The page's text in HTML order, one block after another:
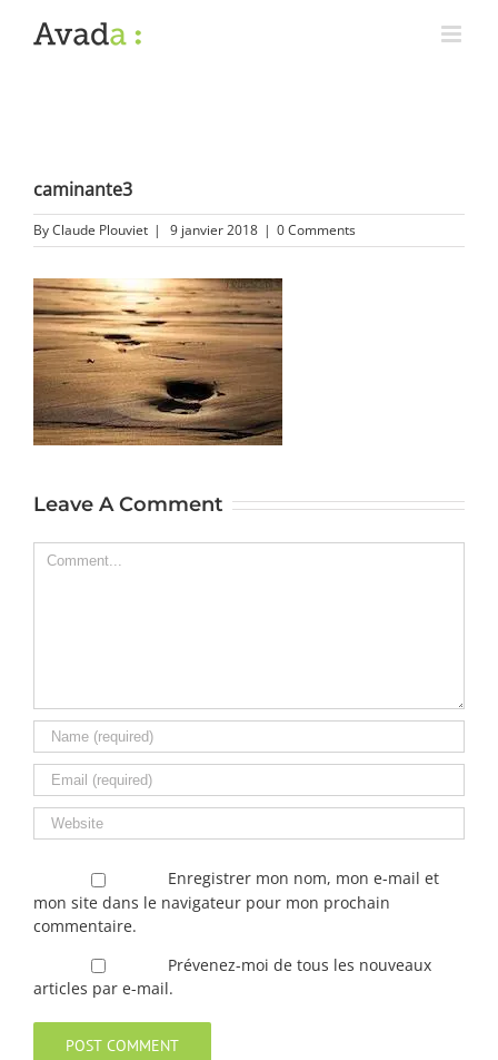
caminante3
ByClaude Plouviet | 9 janvier 2018 | 0 Comments
Leave A Comment
Comment
Enregistrer mon nom, mon e-mail et
mon site dans le navigateur pour mon prochain
commentaire.
Prévenez-moi de tous les nouveaux
articles par e-mail.